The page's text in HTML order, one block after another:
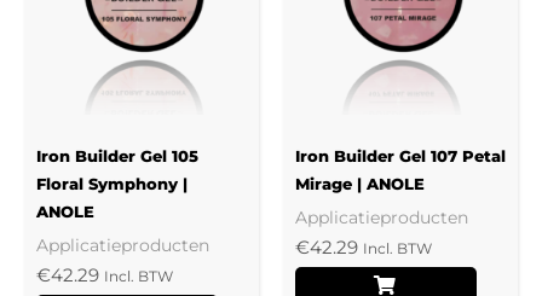
Iron Builder Gel 105
Floral Symphony |
ANOLE
Applicatieproducten
€42.29 Incl. BTW
Iron Builder Gel 107 Petal
Mirage | ANOLE
Applicatieproducten
€42.29 Incl. BTW